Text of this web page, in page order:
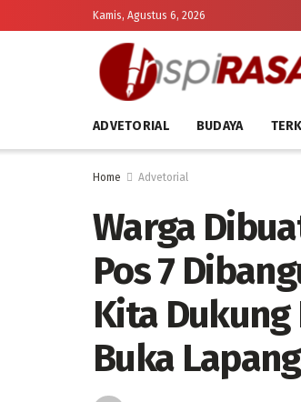
Kamis, Agustus 6, 2026
ADVETORIAL BUDAYA
Home Advetorial
Warga
Pos 7
Kita Dukung
Buka